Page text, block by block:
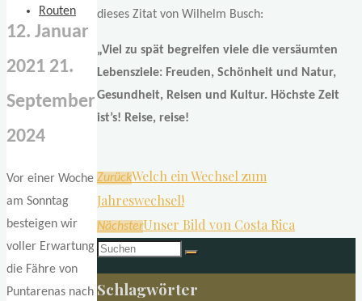
Routen
12. Januar
2021 21.
September
2024
Vor einer Woche
am Sonntag
besteigen wir
voller Erwartung
die Fähre von
Puntarenas nach
dieses Zitat von Wilhelm Busch:
„Viel zu spät begreifen viele die versäumten
Lebensziele: Freuden, Schönheit und Natur,
Gesundheit, Reisen und Kultur. Höchste Zeit
ist’s! Reise, reise!
ZurückWelch ein Wechsel zum
Jahreswechsel!
NächsterUnser Bild von Costa Rica
Suchen
nach:
Schlagwörter